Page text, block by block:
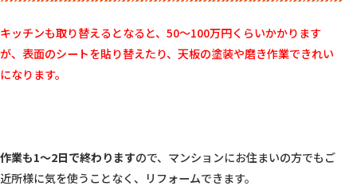
キッチンも取り替えるとなると、50～100万円くらいかかります
が、表面のシートを貼り替えたり、天板の塗装や磨き作業できれい
になります。
作業も1～2日で終わりますので、マンションにお住まいの方でもご
近所様に気を使うことなく、リフォームできます。